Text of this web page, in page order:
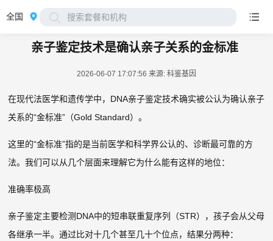
全国 搜索套餐和机构
亲子鉴定技术是确认亲子关系的金标准
2026-06-07 17:07:56 来源: 科鉴基因
在现代法医学和遗传学中，DNA亲子鉴定技术确实被公认为确认亲子
关系的“金标准”（Gold Standard）。
这里的“金标准”指的是当前医学和科学界公认的、诊断最可靠的方
法。我们可以从几个层面来理解它为什么能有这样的地位：
准确率极高
亲子鉴定主要检测DNA中的短串联重复序列（STR），孩子会从父母
各继承一半。通过比对十几个甚至几十个位点，结果分两种：